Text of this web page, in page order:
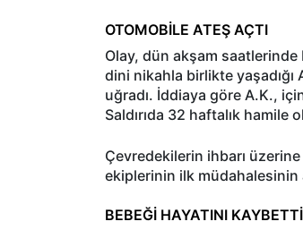
OTOMOBİLE ATEŞ AÇTI
Olay, dün akşam saatlerinde
dini nikahla birlikte yaşadığı
uğradı. İddiaya göre A.K.,
Saldırıda 32 haftalık hamile
Çevredekilerin ihbarı
ekiplerinin ilk müdahalesinin
BEBEĞİ HAYATINI KAYBETTİ